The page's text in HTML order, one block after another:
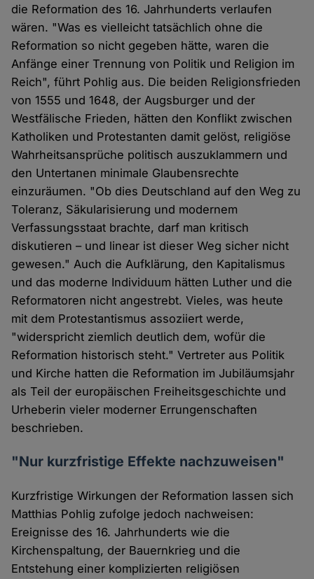
die Reformation des 16. Jahrhunderts verlaufen
wären. "Was es vielleicht tatsächlich ohne die
Reformation so nicht gegeben hätte, waren die
Anfänge einer Trennung von Politik und Religion im
Reich", führt Pohlig aus. Die beiden Religionsfrieden
von 1555 und 1648, der Augsburger und der
Westfälische Frieden, hätten den Konflikt zwischen
Katholiken und Protestanten damit gelöst, religiöse
Wahrheitsansprüche politisch auszuklammern und
den Untertanen minimale Glaubensrechte
einzuräumen. "Ob dies Deutschland auf den Weg zu
Toleranz, Säkularisierung und modernem
Verfassungsstaat brachte, darf man kritisch
diskutieren – und linear ist dieser Weg sicher nicht
gewesen." Auch die Aufklärung, den Kapitalismus
und das moderne Individuum hätten Luther und die
Reformatoren nicht angestrebt. Vieles, was heute
mit dem Protestantismus assoziiert werde,
"widerspricht ziemlich deutlich dem, wofür die
Reformation historisch steht." Vertreter aus Politik
und Kirche hatten die Reformation im Jubiläumsjahr
als Teil der europäischen Freiheitsgeschichte und
Urheberin vieler moderner Errungenschaften
beschrieben.
"Nur kurzfristige Effekte nachzuweisen"
Kurzfristige Wirkungen der Reformation lassen sich
Matthias Pohlig zufolge jedoch nachweisen:
Ereignisse des 16. Jahrhunderts wie die
Kirchenspaltung, der Bauernkrieg und die
Entstehung einer komplizierten religiösen